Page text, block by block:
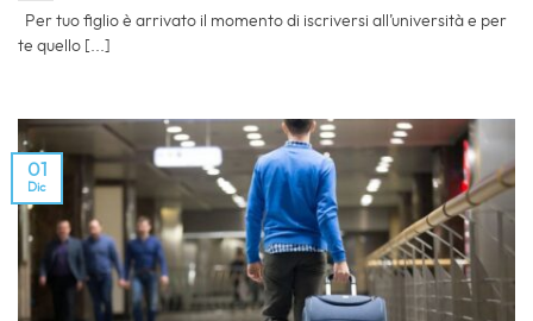
Per tuo figlio è arrivato il momento di iscriversi all’università e per
te quello [...]
01
Dic